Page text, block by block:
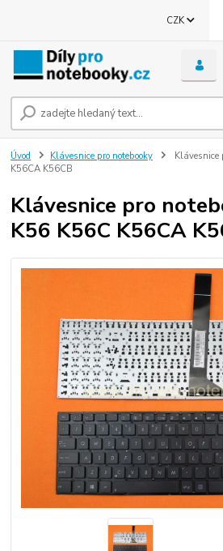
CZK
Úvod Klávesnice pro notebooky
Klávesnice
K56CA K56CB
Klávesnice pro
K56 K56C K56CA